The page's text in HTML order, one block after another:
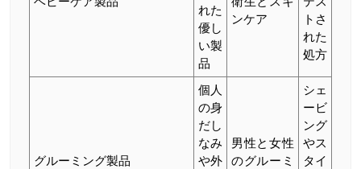
れた
優し
い製
品
ンケア
トさ
れた
処方
グルーミング製品
個人
の身
だし
なみ
や外
男性と女性
のグルーミ
シェ
ービ
ング
やス
タイ